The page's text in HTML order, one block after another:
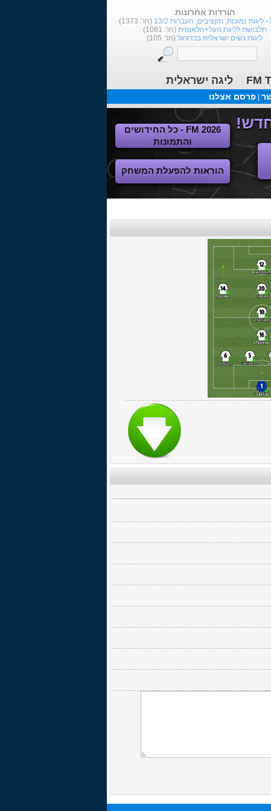
הורדות אחרונות
(הו': 1373)
תלבושת לליגת העל+הלאומית(הו': 1081)
ליגות נשים ישראלית בכדורגל (הו': 105)
FM
ליגה ישראלית
פרסם אצלנו
FM 2026 - כל החידושים
והתמונות
הוראות להפעלת המשחק